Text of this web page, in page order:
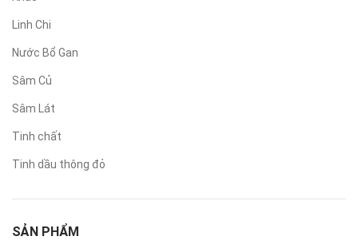
Linh Chi
Nước Bổ Gan
Sâm Củ
Sâm Lát
Tinh chất
Tinh dầu thông đỏ
SẢN PHẨM